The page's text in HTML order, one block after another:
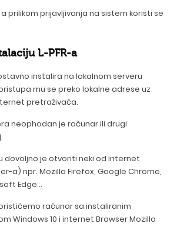
prilikom prijavljivanja na sistem koristi se
L-PFR-a
instalira na lokalnom serveru
mu se preko lokalne adrese uz
pretraživača.
neophodan je računar ili drugi
dovoljno je otvoriti neki od internet
a) npr. Mozilla Firefox, Google Chrome,
Edge...
računar sa instaliranim
Windows 10 i internet Browser Mozilla